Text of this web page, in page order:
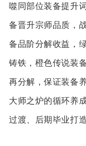
噬同部位装备提升
备晋升宗师品质，
备品阶分解收益，
铸铁，橙色传说装
再分解，保证装备
大师之炉的循环养
过渡、后期毕业打